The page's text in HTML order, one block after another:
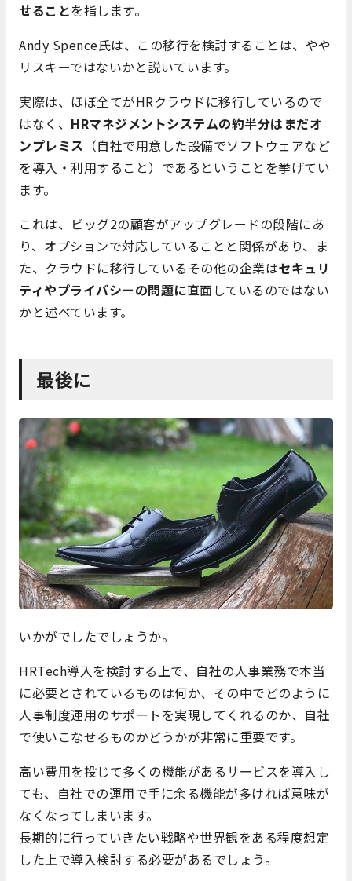
せることを指します。
Andy Spence氏は、この移行を検討することは、やや
リスキーではないかと説いています。
実際は、ほぼ全てがHRクラウドに移行しているので
はなく、 HRマネジメントシステムの約半分はまだオ
ンプレミス （自社で用意した設備でソフトウェアなど
を導入・利用すること）であるということを挙げてい
ます。
これは、ビッグ2の顧客がアップグレードの段階にあ
り、オプションで対応していることと関係があり、ま
た、クラウドに移行しているその他の企業はセキュリ
ティやプライバシーの問題に直面しているのではない
かと述べています。
最後に
いかがでしたでしょうか。
HRTech導入を検討する上で、自社の人事業務で本当
に必要とされているものは何か、その中でどのように
人事制度運用のサポートを実現してくれるのか、自社
で使いこなせるものかどうかが非常に重要です。
高い費用を投じて多くの機能があるサービスを導入し
ても、自社での運用で手に余る機能が多ければ意味が
なくなってしまいます。
長期的に行っていきたい戦略や世界観をある程度想定
した上で導入検討する必要があるでしょう。